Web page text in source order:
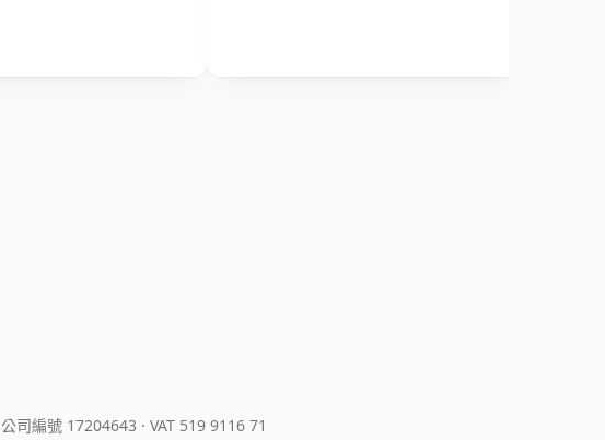
公司編號 17204643 · VAT 519 9116 71